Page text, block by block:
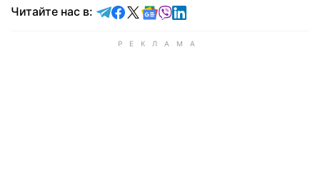
Читайте нас в: Читайте в Telegram
Читайте в Facebook
Читайте в X
Читайте в Google news
Читайте в Viber
Читайте в LinkedIn